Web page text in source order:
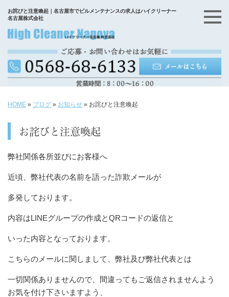
お詫びと注意喚起｜名古屋市でビルメンテナンスの求人はハイクリーナー
名古屋株式会社
HOME » ブログ » お知らせ » お詫びと注意喚起
お詫びと注意喚起
弊社関係各所並びにお客様へ
近頃、弊社代表の名前を語った詐欺メールが
多発しております。
内容はLINEグループの作成とQRコードの返信と
いった内容となっております。
こちらのメールに関しまして、弊社及び弊社代表とは
一切関係ありませんので、間違ってもご返信されませんよう
お気を付け下さいますよう、